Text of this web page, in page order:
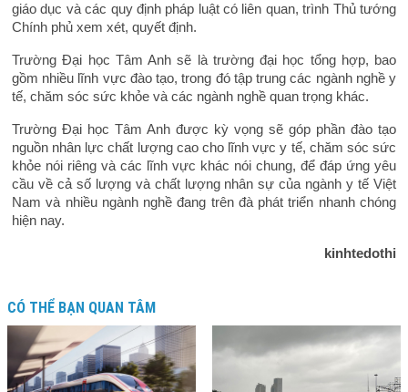
giáo dục và các quy định pháp luật có liên quan, trình Thủ tướng
Chính phủ xem xét, quyết định.
Trường Đại học Tâm Anh sẽ là trường đại học tổng hợp, bao
gồm nhiều lĩnh vực đào tạo, trong đó tập trung các ngành nghề y
tế, chăm sóc sức khỏe và các ngành nghề quan trọng khác.
Trường Đại học Tâm Anh được kỳ vọng sẽ góp phần đào tạo
nguồn nhân lực chất lượng cao cho lĩnh vực y tế, chăm sóc sức
khỏe nói riêng và các lĩnh vực khác nói chung, để đáp ứng yêu
cầu về cả số lượng và chất lượng nhân sự của ngành y tế Việt
Nam và nhiều ngành nghề đang trên đà phát triển nhanh chóng
hiện nay.
kinhtedothi
CÓ THỂ BẠN QUAN TÂM